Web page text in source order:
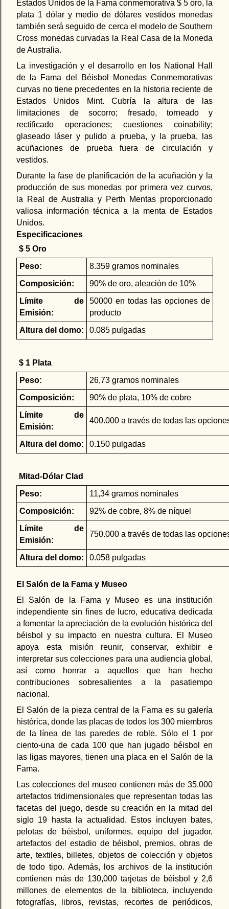
Estados Unidos de la Fama conmemorativa $ 5 oro, la
plata 1 dólar y medio de dólares vestidos monedas
también será seguido de cerca el modelo de Southern
Cross monedas curvadas la Real Casa de la Moneda
de Australia.
La investigación y el desarrollo en los National Hall
de la Fama del Béisbol Monedas Conmemorativas
curvas no tiene precedentes en la historia reciente de
Estados Unidos Mint. Cubría la altura de las
limitaciones de socorro; fresado, torneado y
rectificado operaciones; cuestiones coinability;
glaseado láser y pulido a prueba, y la prueba, las
acuñaciones de prueba fuera de circulación y
vestidos.
Durante la fase de planificación de la acuñación y la
producción de sus monedas por primera vez curvos,
la Real de Australia y Perth Mentas proporcionado
valiosa información técnica a la menta de Estados
Unidos.
Especificaciones
$ 5 Oro
Peso:
8.359 gramos nominales
Composición:
90% de oro, aleación de 10%
Límite de
Emisión:
50000 en todas las opciones de
producto
Altura del domo:
0.085 pulgadas
$ 1 Plata
Peso:
26,73 gramos nominales
Composición:
90% de plata, 10% de cobre
Límite de
Emisión:
400.000 a través de todas las
Altura del domo: 0.150 pulgadas
Mitad-Dólar Clad
Peso:
11,34 gramos nominales
Composición:
92% de cobre, 8% de níquel
Límite de
Emisión:
750.000 a través de todas las
Altura del domo: 0.058 pulgadas
El Salón de la Fama y Museo
El Salón de la Fama y Museo es una institución
independiente sin fines de lucro, educativa dedicada
a fomentar la apreciación de la evolución histórica del
béisbol y su impacto en nuestra cultura. El Museo
apoya esta misión reunir, conservar, exhibir e
interpretar sus colecciones para una audiencia global,
así como honrar a aquellos que han hecho
contribuciones sobresalientes a la pasatiempo
nacional.
El Salón de la pieza central de la Fama es su galería
histórica, donde las placas de todos los 300 miembros
de la línea de las paredes de roble. Sólo el 1 por
ciento-una de cada 100 que han jugado béisbol en
las ligas mayores, tienen una placa en el Salón de la
Fama.
Las colecciones del museo contienen más de 35.000
artefactos tridimensionales que representan todas las
facetas del juego, desde su creación en la mitad del
siglo 19 hasta la actualidad. Estos incluyen bates,
pelotas de béisbol, uniformes, equipo del jugador,
artefactos del estadio de béisbol, premios, obras de
arte, textiles, billetes, objetos de colección y objetos
de todo tipo. Además, los archivos de la institución
contienen más de 130,000 tarjetas de béisbol y 2,6
millones de elementos de la biblioteca, incluyendo
fotografías, libros, revistas, recortes de periódicos,